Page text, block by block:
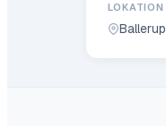
LOKATION
Ballerup